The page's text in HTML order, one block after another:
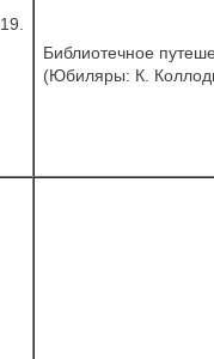
19.
Библиотечное
(Юбиляры: К.